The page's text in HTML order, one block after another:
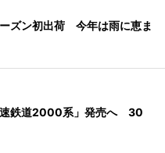
ーズン初出荷 今年は雨に恵ま
速鉄道2000系」発売へ 30